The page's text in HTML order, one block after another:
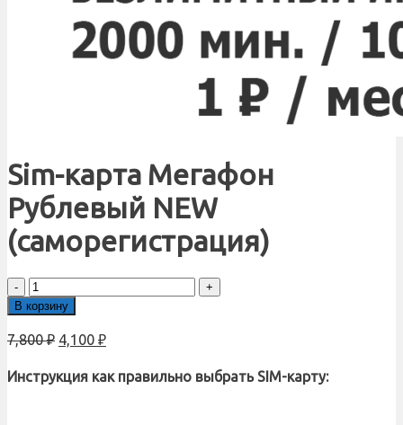
Sim-карта Мегафон
Рублевый NEW
(саморегистрация)
Количество
товара
Sim-
карта
Мегафон
NEW
В корзину
7,800₽ 4,100 ₽
Инструкция как правильно выбрать SIM-карту: